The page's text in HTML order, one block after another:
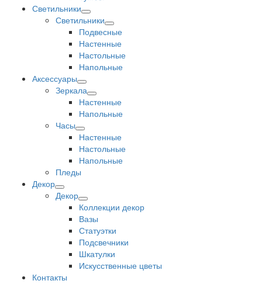
Светильники
Светильники
Подвесные
Настенные
Настольные
Напольные
Аксессуары
Зеркала
Настенные
Напольные
Часы
Настенные
Настольные
Напольные
Пледы
Декор
Декор
Коллекции декор
Вазы
Статуэтки
Подсвечники
Шкатулки
Искусственные цветы
Контакты